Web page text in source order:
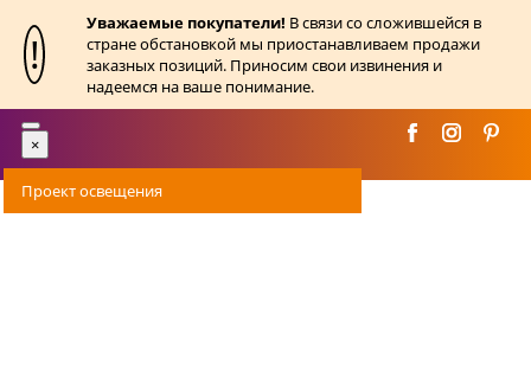
!
Уважаемые покупатели! В связи со сложившейся в
стране обстановкой мы приостанавливаем продажи
заказных позиций. Приносим свои извинения и
надеемся на ваше понимание.
Toggle
navigation
×
Проект освещения